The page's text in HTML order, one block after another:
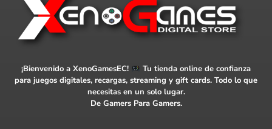
¡Bienvenido a XenoGamesEC!
Tu tienda online de confianza
para juegos digitales, recargas, streaming y gift cards. Todo lo que
necesitas en un solo lugar.
De Gamers Para Gamers.